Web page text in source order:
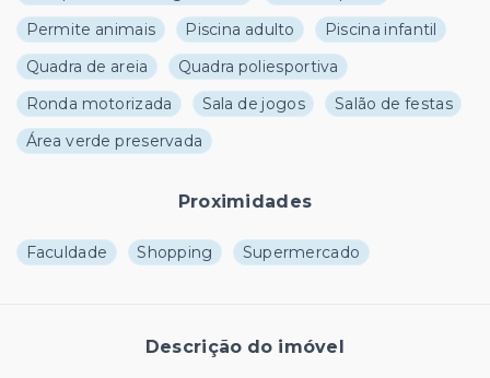
Permite animais
Piscina adulto
Piscina infantil
Quadra de areia
Quadra poliesportiva
Ronda motorizada
Sala de jogos
Salão de festas
Área verde preservada
Proximidades
Faculdade Shopping Supermercado
Descrição do imóvel